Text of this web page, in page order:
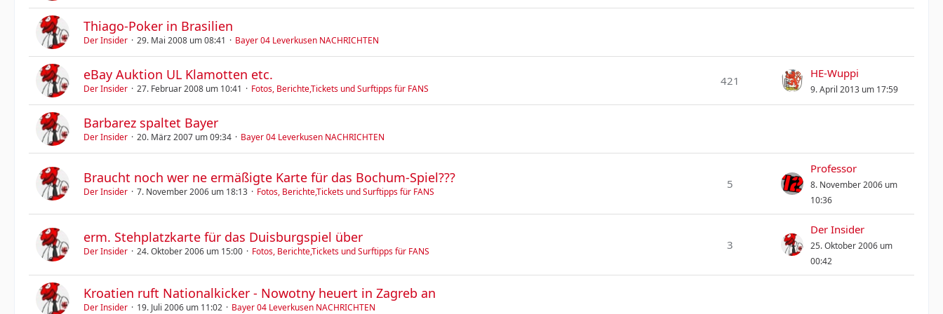
Thiago-Poker in Brasilien
Der Insider 29. Mai 2008 um 08:41 Bayer 04 Leverkusen NACHRICHTEN
eBay Auktion UL Klamotten etc.
Der Insider 27. Februar 2008 um 10:41 Fotos, Berichte,Tickets und Surftipps für FANS
421
HE-Wuppi
9. April 2013 um 17:59
Barbarez spaltet Bayer
Der Insider 20. März 2007 um 09:34 Bayer 04 Leverkusen NACHRICHTEN
Braucht noch wer ne ermäßigte Karte für das Bochum-Spiel???
Der Insider 7. November 2006 um 18:13 Fotos, Berichte,Tickets und Surftipps für FANS
5
Professor
8. November 2006 um
10:36
erm. Stehplatzkarte für das Duisburgspiel über
Der Insider 24. Oktober 2006 um 15:00 Fotos, Berichte,Tickets und Surftipps für FANS 3
Der Insider
25. Oktober 2006 um
00:42
Kroatien ruft Nationalkicker - Nowotny heuert in Zagreb an
Der Insider 19. Juli 2006 um 11:02 Bayer 04 Leverkusen NACHRICHTEN